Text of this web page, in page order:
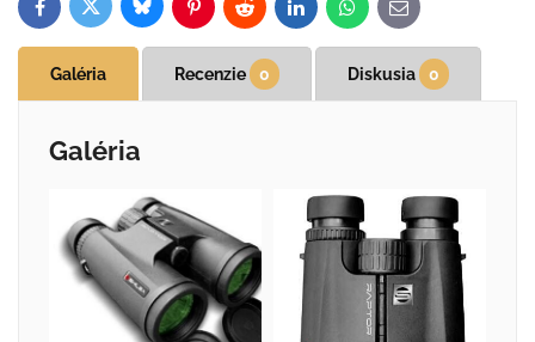
FacebookTwitterBlueskyPinterestReddit LinkedInWhatsApp
E-
mail
Galéria Recenzie 0 Diskusia 0
Galéria